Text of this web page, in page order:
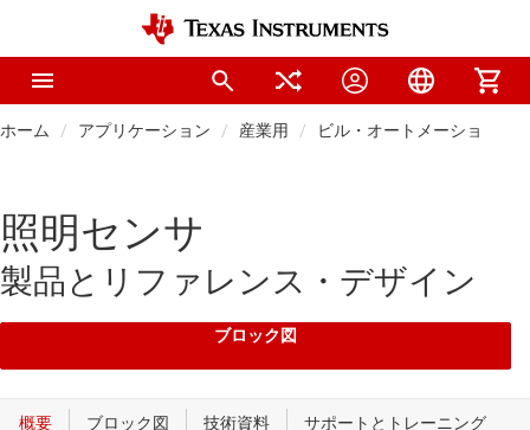
ホーム アプリケーション 産業用 ビル・オートメーション
照明センサ
製品とリファレンス・デザイン
ブロック図